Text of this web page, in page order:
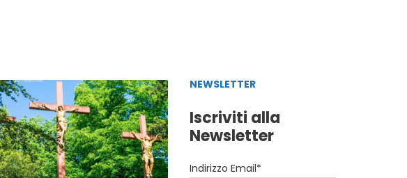
NEWSLETTER
Iscriviti alla
Newsletter
Indirizzo Email*